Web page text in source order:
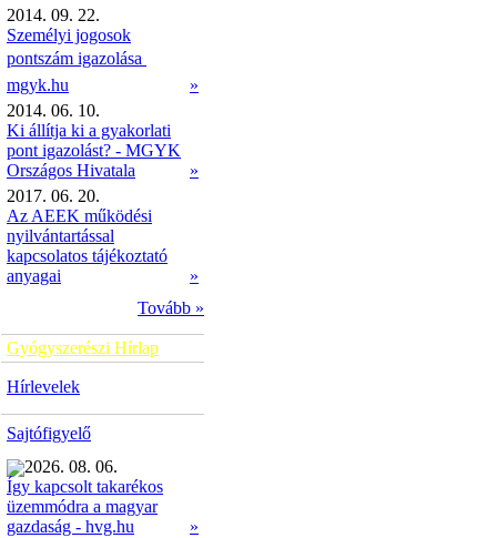
2014. 09. 22.
Személyi jogosok
pontszám igazolása 
mgyk.hu
»
2014. 06. 10.
Ki állítja ki a gyakorlati
pont igazolást? - MGYK
Országos Hivatala
»
2017. 06. 20.
Az AEEK működési
nyilvántartással
kapcsolatos tájékoztató
anyagai
»
Tovább »
Gyógyszerészi Hírlap
Hírlevelek
Sajtófigyelő
2026. 08. 06.
Így kapcsolt takarékos
üzemmódra a magyar
gazdaság - hvg.hu
»